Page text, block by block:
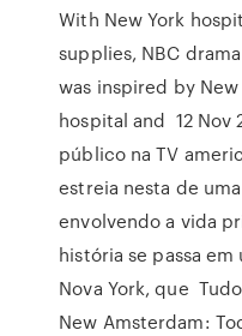
With New York
supplies, NBC
was inspired by
hospital and 12 Nov
público na TV
estreia nesta de
envolvendo a vida
história se passa
Nova York, que
New Amsterdam: